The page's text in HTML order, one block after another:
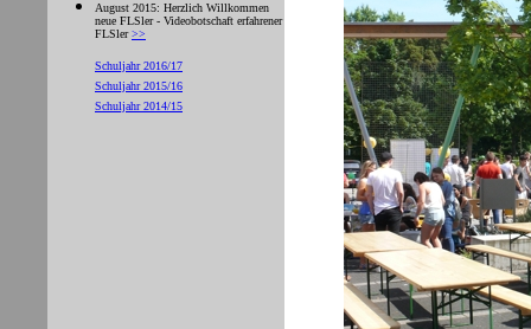
August 2015: Herzlich Willkommen
neue FLSler - Videobotschaft erfahrener
FLSler>>
Schuljahr 2016/17
Schuljahr 2015/16
Schuljahr 2014/15